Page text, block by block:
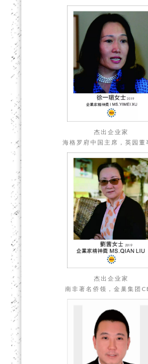
杰出企业家
海格罗府中国主席，英园董
杰出企业家
南非著名侨领，金巢集团